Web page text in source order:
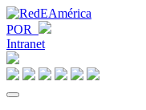
POR
Intranet